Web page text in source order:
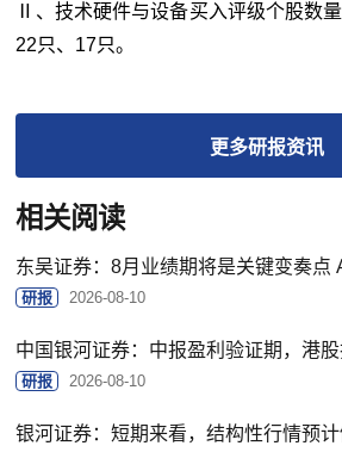
Ⅱ、技术硬件与设备买入评级个股数
22只、17只。
更多研报资讯
相关阅读
东吴证券：8月业绩期将是关键变奏点
研报 2026-08-10
中国银河证券：中报盈利验证期，港
研报 2026-08-10
银河证券：短期来看，结构性行情预